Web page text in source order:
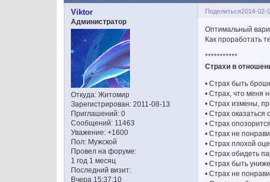
Поделиться2014-02-
Viktor
Администратор
Откуда: Житомир
Зарегистрирован: 2011-08-13
Приглашений: 0
Сообщений: 11463
Уважение: +1600
Пол: Мужской
Провел на форуме:
1 год 1 месяц
Последний визит:
Вчера 15:37:10
Оптимальный
Как проработать
***********
Страхи в
• Страх быть
• Страх, что меня
• Страх измены,
• Страх оказаться
• Страх опозорится
• Страх не
• Страх плохой
• Страх обидеть
• Страх быть
• Страх не